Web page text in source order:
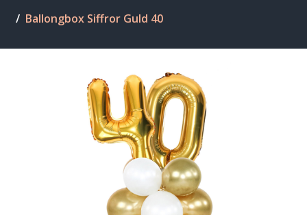
Ballongbox Siffror Guld 40